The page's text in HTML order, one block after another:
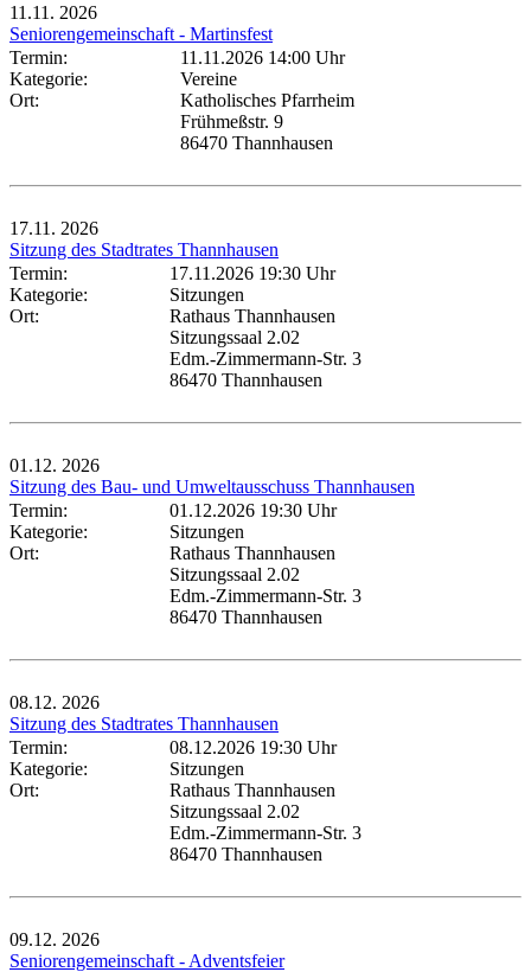
11.11. 2026
Seniorengemeinschaft - Martinsfest
Termin:
11.11.2026 14:00 Uhr
Kategorie:
Vereine
Ort:
Katholisches Pfarrheim
Frühmeßstr. 9
86470 Thannhausen
17.11. 2026
Sitzung des Stadtrates Thannhausen
Termin:
17.11.2026 19:30 Uhr
Kategorie:
Sitzungen
Ort:
Rathaus Thannhausen
Sitzungssaal 2.02
Edm.-Zimmermann-Str. 3
86470 Thannhausen
01.12. 2026
Sitzung des Bau- und Umweltausschuss Thannhausen
Termin:
01.12.2026 19:30 Uhr
Kategorie:
Sitzungen
Ort:
Rathaus Thannhausen
Sitzungssaal 2.02
Edm.-Zimmermann-Str. 3
86470 Thannhausen
08.12. 2026
Sitzung des Stadtrates Thannhausen
Termin:
08.12.2026 19:30 Uhr
Kategorie:
Sitzungen
Ort:
Rathaus Thannhausen
Sitzungssaal 2.02
Edm.-Zimmermann-Str. 3
86470 Thannhausen
09.12. 2026
Seniorengemeinschaft - Adventsfeier